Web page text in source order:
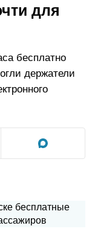
для
бесплатно
держатели